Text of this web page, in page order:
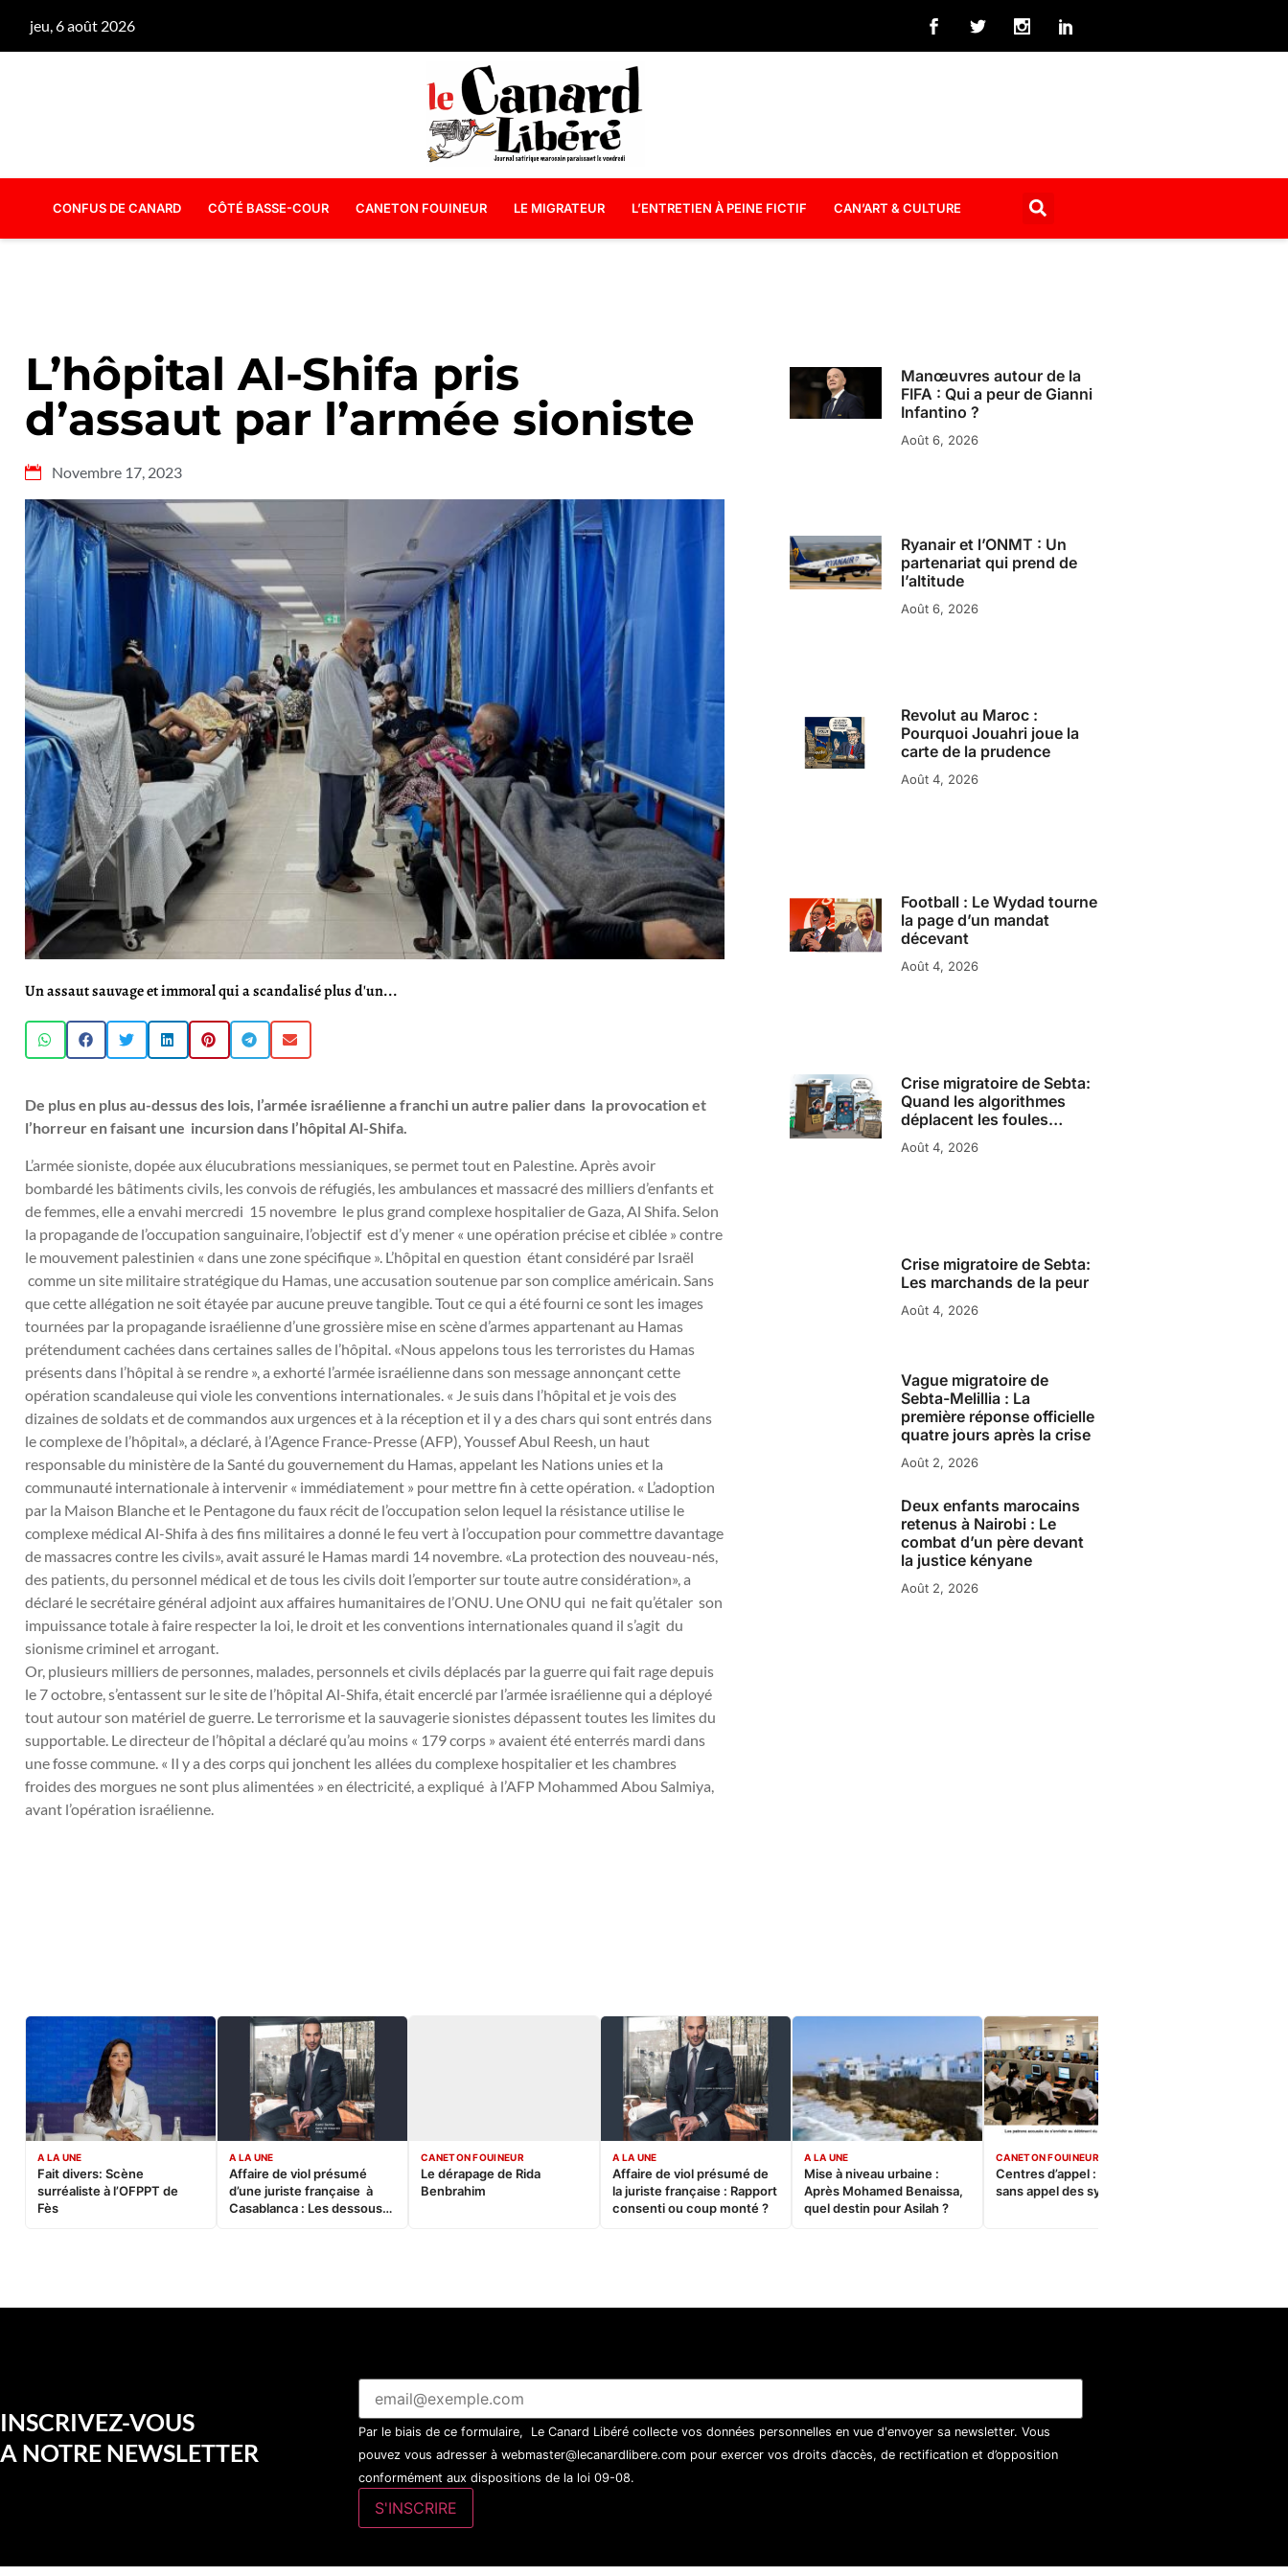
jeu, 6 août 2026
CONFUS DE CANARD CÔTÉ BASSE-COUR CANETON FOUINEUR LE MIGRATEUR L’ENTRETIEN À PEINE FICTIF CAN’ART & CULTURE
L’hôpital Al-Shifa pris
d’assaut par l’armée sioniste
Novembre 17, 2023
Un assaut sauvage et immoral qui a scandalisé plus d'un...
De plus en plus au-dessus des lois, l’armée israélienne a franchi un autre palier dans la provocation et
l’horreur en faisant une incursion dans l’hôpital Al-Shifa.
L’armée sioniste, dopée aux élucubrations messianiques, se permet tout en Palestine. Après avoir
bombardé les bâtiments civils, les convois de réfugiés, les ambulances et massacré des milliers d’enfants et
de femmes, elle a envahi mercredi 15 novembre le plus grand complexe hospitalier de Gaza, Al Shifa. Selon
la propagande de l’occupation sanguinaire, l’objectif est d’y mener « une opération précise et ciblée » contre
le mouvement palestinien « dans une zone spécifique ». L’hôpital en question étant considéré par Israël
comme un site militaire stratégique du Hamas, une accusation soutenue par son complice américain. Sans
que cette allégation ne soit étayée par aucune preuve tangible. Tout ce qui a été fourni ce sont les images
tournées par la propagande israélienne d’une grossière mise en scène d’armes appartenant au Hamas
prétendument cachées dans certaines salles de l’hôpital. «Nous appelons tous les terroristes du Hamas
présents dans l’hôpital à se rendre », a exhorté l’armée israélienne dans son message annonçant cette
opération scandaleuse qui viole les conventions internationales. « Je suis dans l’hôpital et je vois des
dizaines de soldats et de commandos aux urgences et à la réception et il y a des chars qui sont entrés dans
le complexe de l’hôpital», a déclaré, à l’Agence France-Presse (AFP), Youssef Abul Reesh, un haut
responsable du ministère de la Santé du gouvernement du Hamas, appelant les Nations unies et la
communauté internationale à intervenir « immédiatement » pour mettre fin à cette opération. « L’adoption
par la Maison Blanche et le Pentagone du faux récit de l’occupation selon lequel la résistance utilise le
complexe médical Al-Shifa à des fins militaires a donné le feu vert à l’occupation pour commettre davantage
de massacres contre les civils», avait assuré le Hamas mardi 14 novembre. «La protection des nouveau-nés,
des patients, du personnel médical et de tous les civils doit l’emporter sur toute autre considération», a
déclaré le secrétaire général adjoint aux affaires humanitaires de l’ONU. Une ONU qui ne fait qu’étaler son
impuissance totale à faire respecter la loi, le droit et les conventions internationales quand il s’agit du
sionisme criminel et arrogant.
Or, plusieurs milliers de personnes, malades, personnels et civils déplacés par la guerre qui fait rage depuis
le 7 octobre, s’entassent sur le site de l’hôpital Al-Shifa, était encerclé par l’armée israélienne qui a déployé
tout autour son matériel de guerre. Le terrorisme et la sauvagerie sionistes dépassent toutes les limites du
supportable. Le directeur de l’hôpital a déclaré qu’au moins « 179 corps » avaient été enterrés mardi dans
une fosse commune. « Il y a des corps qui jonchent les allées du complexe hospitalier et les chambres
froides des morgues ne sont plus alimentées » en électricité, a expliqué à l’AFP Mohammed Abou Salmiya,
avant l’opération israélienne.
Manœuvres autour de la
FIFA : Qui a peur de Gianni
Infantino ?
Août 6, 2026
Ryanair et l’ONMT : Un
partenariat qui prend de
l’altitude
Août 6, 2026
Revolut au Maroc :
Pourquoi Jouahri joue la
carte de la prudence
Août 4, 2026
Football : Le Wydad tourne
la page d’un mandat
décevant
Août 4, 2026
Crise migratoire de Sebta:
Quand les algorithmes
déplacent les foules…
Août 4, 2026
Crise migratoire de Sebta:
Les marchands de la peur
Août 4, 2026
Vague migratoire de
Sebta-Melillia : La
première réponse officielle
quatre jours après la crise
Août 2, 2026
Deux enfants marocains
retenus à Nairobi : Le
combat d’un père devant
la justice kényane
Août 2, 2026
A LA UNE
Fait divers: Scène
surréaliste à l’OFPPT de
Fès
A LA UNE
Affaire de viol présumé
d’une juriste française à
Casablanca : Les dessous
CANETON FOUINEUR
Le dérapage de Rida
Benbrahim
A LA UNE
Affaire de viol présumé de
la juriste française : Rapport
consenti ou coup monté ?
A LA UNE
Mise à niveau urbaine :
Après Mohamed Benaissa,
quel destin pour Asilah ?
CANETON FOUINEUR
Centres d’appel : Le constat
sans appel des syndicats
INSCRIVEZ-VOUS
A NOTRE NEWSLETTER
Par le biais de ce formulaire, Le Canard Libéré collecte vos données personnelles en vue d'envoyer sa newsletter. Vous
pouvez vous adresser à webmaster@lecanardlibere.com pour exercer vos droits d’accès, de rectification et d’opposition
conformément aux dispositions de la loi 09-08.